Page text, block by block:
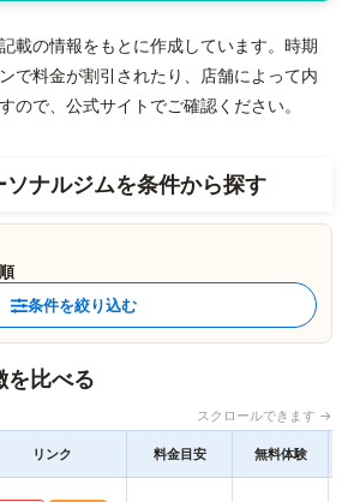
載の情報をもとに作成しています。時期
で料金が割引されたり、店舗によって内
ので、公式サイトでご確認ください。
ソナルジムを条件から探す
条件を絞り込む
を比べる
スクロールできます →
リンク 料金目安 無料体験